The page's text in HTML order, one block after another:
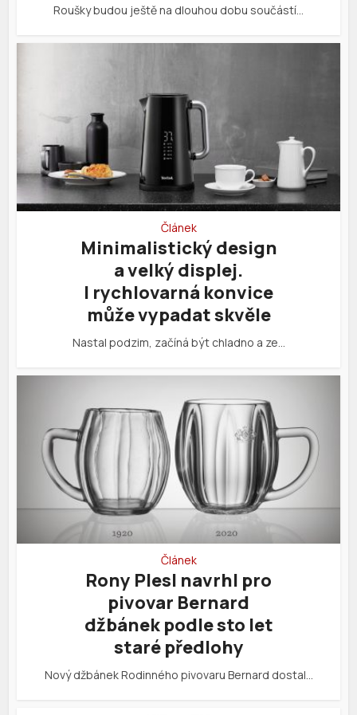
Roušky budou ještě na dlouhou dobu součástí…
Článek
Minimalistický design
a velký displej.
I rychlovarná konvice
může vypadat skvěle
Nastal podzim, začíná být chladno a ze…
Článek
Rony Plesl navrhl pro
pivovar Bernard
džbánek podle sto let
staré předlohy
Nový džbánek Rodinného pivovaru Bernard dostal…